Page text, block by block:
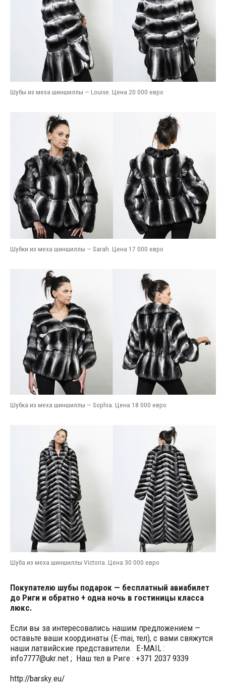
Шубы из меха шиншиллы — Louise. Цена 20 000 евро
Шубки из меха шиншиллы — Sarah. Цена 17 000 евро
Шубка из меха шиншиллы — Sophia. Цена 18 000 евро
Шуба из меха шиншиллы Victoria. Цена 30 000 евро
Покупателю шубы подарок — бесплатный авиабилет
до Риги и обратно + одна ночь в гостиницы класса
люкс.
Если вы за интересовались нашим предложением —
оставьте ваши координаты (E-mai, тел), с вами свяжутся
наши латвийские представители. E-MAIL :
info7777@ukr.net ; Наш тел в Риге : +371 2037 9339
http://barsky.eu/